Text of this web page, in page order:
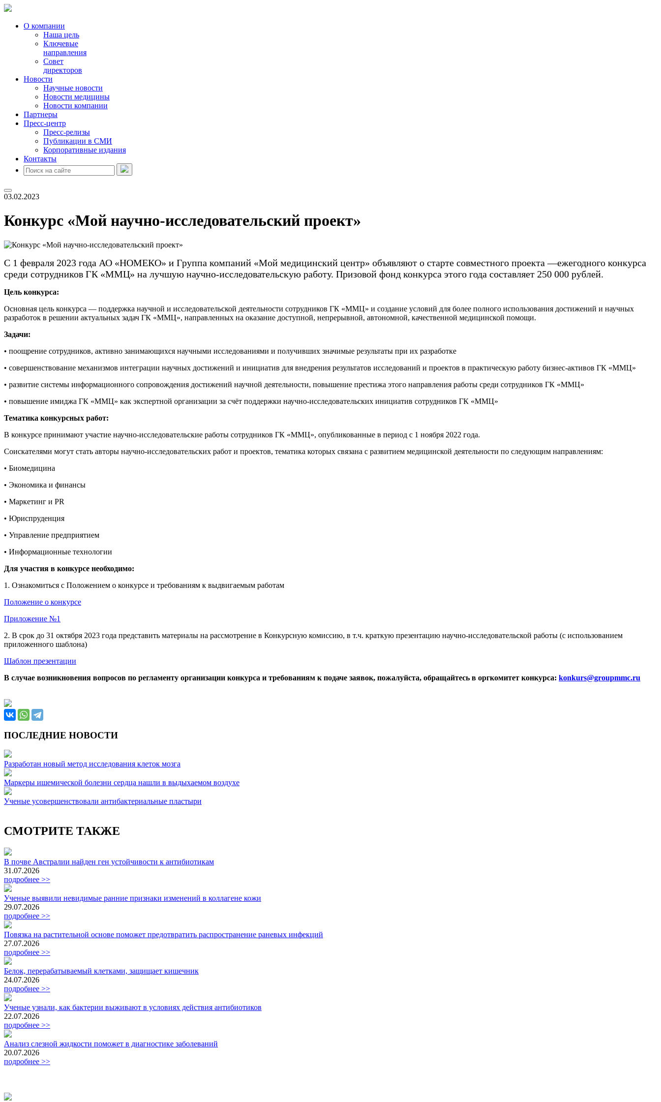
О компании
Наша цель
Ключевые
направления
Совет
директоров
Новости
Научные новости
Новости медицины
Новости компании
Партнеры
Пресс-центр
Пресс-релизы
Публикации в СМИ
Корпоративные издания
Контакты
03.02.2023
Конкурс «Мой научно-исследовательский проект»
С 1 февраля 2023 года АО «НОМЕКО» и Группа компаний «Мой медицинский центр» объявляют о старте совместного проекта —ежегодного конкурса
среди сотрудников ГК «ММЦ» на лучшую научно-исследовательскую работу. Призовой фонд конкурса этого года составляет 250 000 рублей.
Цель конкурса:
Основная цель конкурса — поддержка научной и исследовательской деятельности сотрудников ГК «ММЦ» и создание условий для более полного использования достижений и научных
разработок в решении актуальных задач ГК «ММЦ», направленных на оказание доступной, непрерывной, автономной, качественной медицинской помощи.
Задачи:
• поощрение сотрудников, активно занимающихся научными исследованиями и получивших значимые результаты при их разработке
• совершенствование механизмов интеграции научных достижений и инициатив для внедрения результатов исследований и проектов в практическую работу бизнес-активов ГК «ММЦ»
• развитие системы информационного сопровождения достижений научной деятельности, повышение престижа этого направления работы среди сотрудников ГК «ММЦ»
• повышение имиджа ГК «ММЦ» как экспертной организации за счёт поддержки научно-исследовательских инициатив сотрудников ГК «ММЦ»
Тематика конкурсных работ:
В конкурсе принимают участие научно-исследовательские работы сотрудников ГК «ММЦ», опубликованные в период с 1 ноября 2022 года.
Соискателями могут стать авторы научно-исследовательских работ и проектов, тематика которых связана с развитием медицинской деятельности по следующим направлениям:
• Биомедицина
• Экономика и финансы
• Маркетинг и PR
• Юриспруденция
• Управление предприятием
• Информационные технологии
Для участия в конкурсе необходимо:
1. Ознакомиться с Положением о конкурсе и требованиям к выдвигаемым работам
Положение о конкурсе
Приложение №1
2. В срок до 31 октября 2023 года представить материалы на рассмотрение в Конкурсную комиссию, в т.ч. краткую презентацию научно-исследовательской работы (с использованием
приложенного шаблона)
Шаблон презентации
В случае возникновения вопросов по регламенту организации конкурса и требованиям к подаче заявок, пожалуйста, обращайтесь в оргкомитет конкурса: konkurs@groupmmc.ru
ПОСЛЕДНИЕ НОВОСТИ
Разработан новый метод исследования клеток мозга
Маркеры ишемической болезни сердца нашли в выдыхаемом воздухе
Ученые усовершенствовали антибактериальные пластыри
СМОТРИТЕ ТАКЖЕ
В почве Австралии найден ген устойчивости к антибиотикам
31.07.2026
подробнее >>
Ученые выявили невидимые ранние признаки изменений в коллагене кожи
29.07.2026
подробнее >>
Повязка на растительной основе поможет предотвратить распространение раневых инфекций
27.07.2026
подробнее >>
Белок, перерабатываемый клетками, защищает кишечник
24.07.2026
подробнее >>
Ученые узнали, как бактерии выживают в условиях действия антибиотиков
22.07.2026
подробнее >>
Анализ слезной жидкости поможет в диагностике заболеваний
20.07.2026
подробнее >>